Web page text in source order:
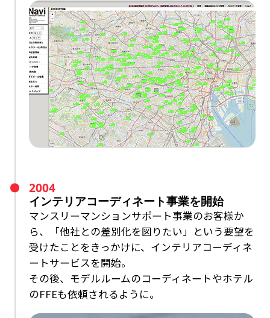
2004
インテリアコーディネート事業を開始
マンスリーマンションサポート事業のお客様か
ら、
「他社との差別化を図りたい」という要望を
受けたことをきっかけに、 インテリアコーディネ
ートサービスを開始。
その後、モデルルームのコーディネートやホテル
のFFEも依頼されるように。